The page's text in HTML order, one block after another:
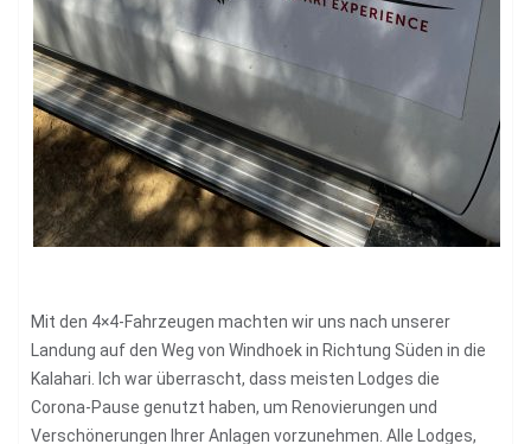
Mit den 4×4-Fahrzeugen machten wir uns nach unserer
Landung auf den Weg von Windhoek in Richtung Süden in die
Kalahari. Ich war überrascht, dass meisten Lodges die
Corona-Pause genutzt haben, um Renovierungen und
Verschönerungen Ihrer Anlagen vorzunehmen. Alle Lodges,